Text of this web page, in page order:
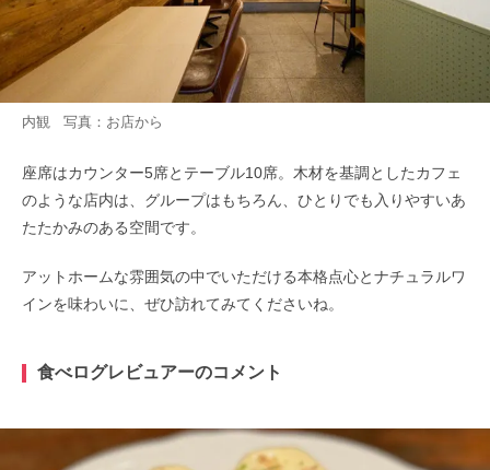
内観 写真：お店から
座席はカウンター5席とテーブル10席。木材を基調としたカフェ
のような店内は、グループはもちろん、ひとりでも入りやすいあ
たたかみのある空間です。
アットホームな雰囲気の中でいただける本格点心とナチュラルワ
インを味わいに、ぜひ訪れてみてくださいね。
食べログレビュアーのコメント